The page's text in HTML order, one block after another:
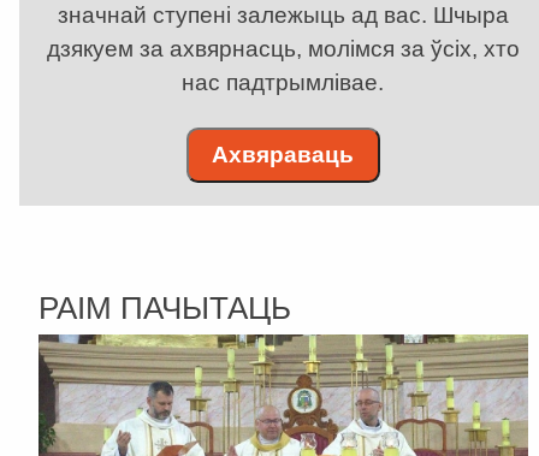
значнай ступені залежыць ад вас. Шчыра
дзякуем за ахвярнасць, молімся за ўсіх, хто
нас падтрымлівае.
Ахвяраваць
РАІМ ПАЧЫТАЦЬ